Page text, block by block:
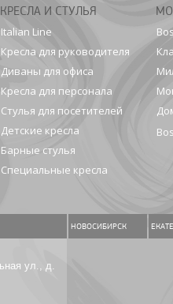
КРЕСЛА И СТУЛЬЯ
Italian Line
Кресла для руководителя
Диваны для офиса
Кресла для персонала
Стулья для посетителей
Детские кресла
Барные стулья
Специальные кресла
ул., д.
НОВОСИБИРСК